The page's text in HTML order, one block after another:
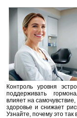
Контроль уровня
поддерживать
влияет на
здоровье и снижает
Узнайте, почему это так